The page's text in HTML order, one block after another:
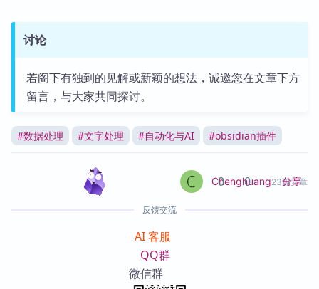
讨论
若阁下有独到的见解或新颖的想法，诚邀您在文章下方
留言，与大家共同探讨。
#数据处理 #文字处理 #自动化与AI #obsidian插件
Chenghuang23篇文章
0 0 分享
反馈交流
AI 客服
QQ群
微信群